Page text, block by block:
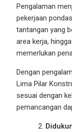
Pengalaman
pekerjaan
tantangan yang
area kerja,
memerlukan
Dengan
Lima Pilar
sesuai dengan
pemancangan